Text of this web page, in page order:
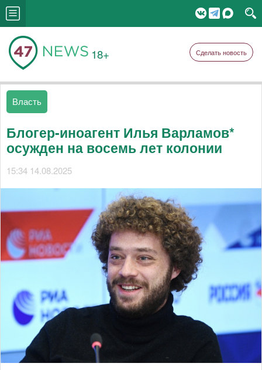
18+ Сделать новость
Власть
Блогер-иноагент Илья Варламов*
осужден на восемь лет колонии
15:34 14.08.2025